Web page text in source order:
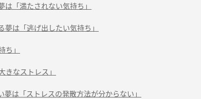
は「満たされない気持ち」
夢は「逃げ出したい気持ち」
ち」
きなストレス」
夢は「ストレスの発散方法が分からない」